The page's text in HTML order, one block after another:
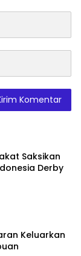
Saksikan
Derby
Keluarkan